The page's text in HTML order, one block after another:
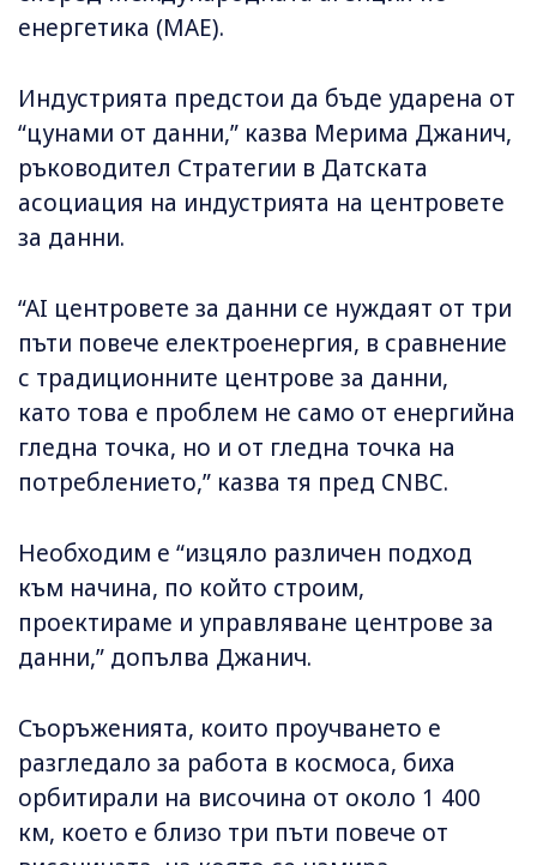
енергетика (МАЕ).
Индустрията предстои да бъде ударена от
“цунами от данни,” казва Мерима Джанич,
ръководител Стратегии в Датската
асоциация на индустрията на центровете
за данни.
“AI центровете за данни се нуждаят от три
пъти повече електроенергия, в сравнение
с традиционните центрове за данни,
като това е проблем не само от енергийна
гледна точка, но и от гледна точка на
потреблението,” казва тя пред CNBC.
Необходим е “изцяло различен подход
към начина, по който строим,
проектираме и управляване центрове за
данни,” допълва Джанич.
Съоръженията, които проучването е
разгледало за работа в космоса, биха
орбитирали на височина от около 1 400
км, което е близо три пъти повече от